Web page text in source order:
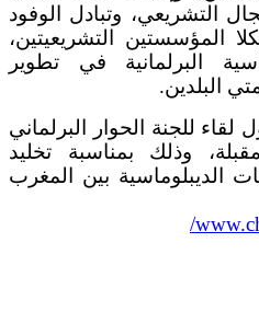
التشريعي، وتبادل الوفود
المؤسستين التشريعيتين،
البرلمانية في تطوير
البلدين.
للجنة الحوار البرلماني
وذلك بمناسبة تخليد
الديبلوماسية بين المغرب